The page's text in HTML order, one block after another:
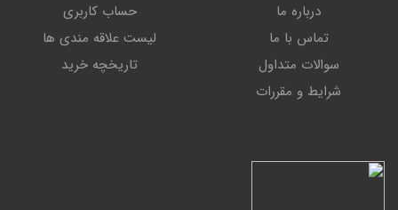
درباره ما
تماس با ما
سوالات متداول
شرایط و مقررات
حساب کاربری
لیست علاقه مندی ها
تاریخچه خرید